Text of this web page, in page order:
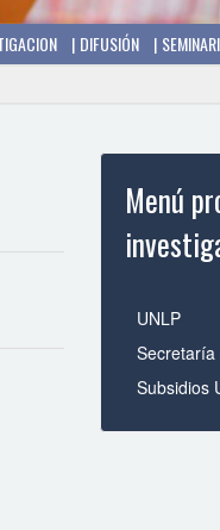
DIFUSIÓN
Menú
UNLP
Secretaría
Subsidios